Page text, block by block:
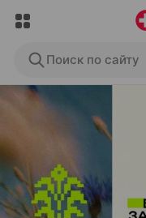
Поиск по сайту